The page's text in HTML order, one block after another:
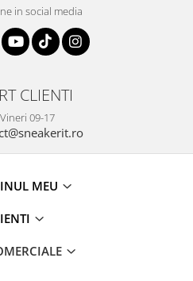
in social media
CLIENTI
09-17
MEU